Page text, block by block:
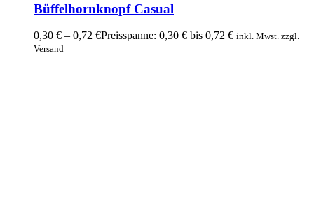
Büffelhornknopf Casual
0,30 € – 0,72 €Preisspanne: 0,30 € bis 0,72 € inkl. Mwst. zzgl.
Versand